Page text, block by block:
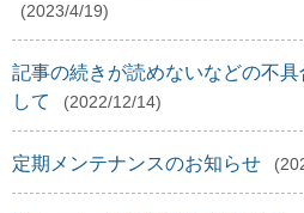
(2023/4/19)
記事の続きが読めないなどの不
して
(2022/12/14)
定期メンテナンスのお知らせ